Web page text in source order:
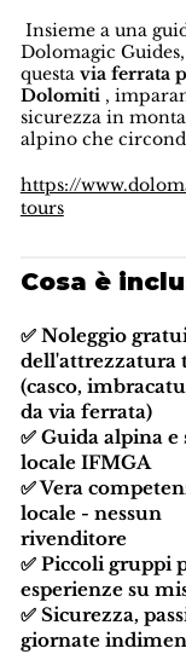
Insieme a una
Dolomagic
questavia ferrata
Dolomiti ,
sicurezza in
alpino che
https://
tours
Cosa è
✅ Noleggio
dell'attrezzatura
(casco,
da via ferrata)
✅ Guida alpina e
locale IFMGA
✅ Vera
locale - nessun
rivenditore
✅ Piccoli gruppi
esperienze su
✅ Sicurezza,
giornate